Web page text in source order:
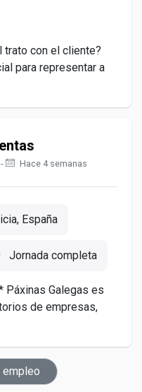
trato con el cliente?
para representar a
Hace 4 semanas
España
Jornada completa
Galegas es
de empresas,